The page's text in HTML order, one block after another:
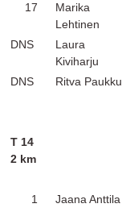
17
Marika
Lehtinen
DNS
Laura
Kiviharju
DNS Ritva Paukku
T 14
2 km
1 Jaana Anttila